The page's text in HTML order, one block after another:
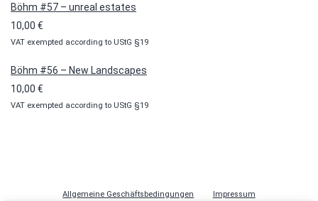
Böhm #57 – unreal estates
10,00 €
VAT exempted according to UStG §19
Böhm #56 – New Landscapes
10,00 €
VAT exempted according to UStG §19
Allgemeine Geschäftsbedingungen Impressum